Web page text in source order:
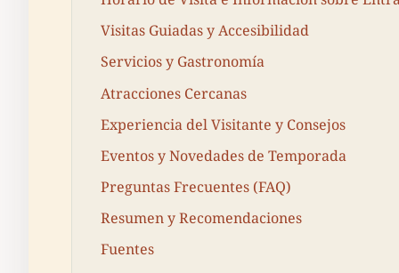
Visitas Guiadas y Accesibilidad
Servicios y Gastronomía
Atracciones Cercanas
Experiencia del Visitante y Consejos
Eventos y Novedades de Temporada
Preguntas Frecuentes (FAQ)
Resumen y Recomendaciones
Fuentes